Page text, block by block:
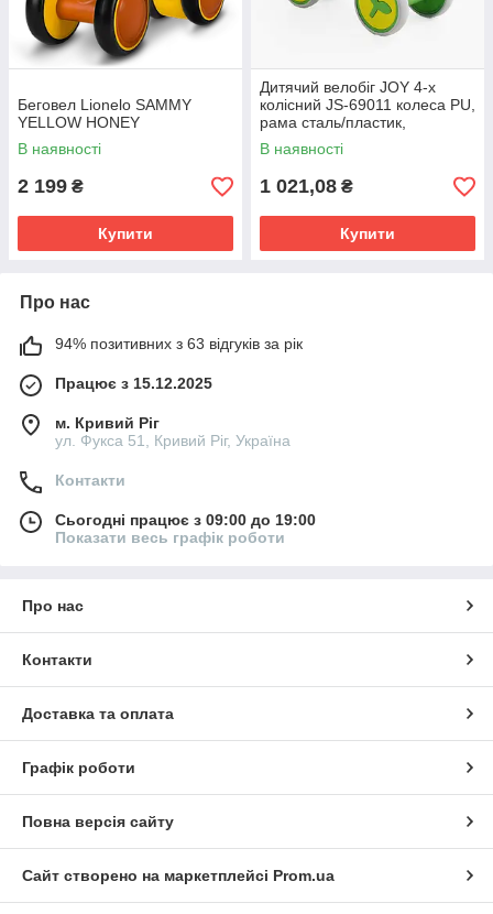
Беговел Lionelo SAMMY
YELLOW HONEY
В наявності
2 199 ₴
Купити
Дитячий велобіг JOY 4-х
колісний JS-69011 колеса PU,
рама сталь/пластик,
українське озвучування та
підсвічування
В наявності
1 021,08 ₴
Купити
Про нас
94% позитивних з 63 відгуків за рік
Працює з 15.12.2025
м. Кривий Ріг
ул. Фукса 51, Кривий Ріг, Україна
Контакти
Сьогодні працює з 09:00 до 19:00
Показати весь графік роботи
Про нас
Контакти
Доставка та оплата
Графік роботи
Повна версія сайту
Сайт створено на маркетплейсі Prom.ua